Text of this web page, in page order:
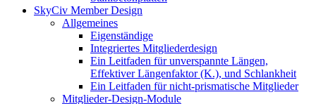
SkyCiv Member Design
Allgemeines
Eigenständige
Integriertes Mitgliederdesign
Ein Leitfaden für unverspannte Längen,
Effektiver Längenfaktor (K.), und Schlankheit
Ein Leitfaden für nicht-prismatische Mitglieder
Mitglieder-Design-Module